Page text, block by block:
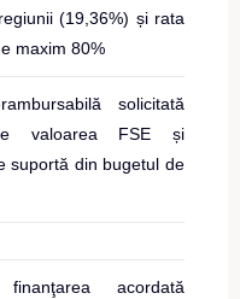
(19,36%) și rata
maxim 80%
solicitată
valoarea FSE și
suportă din bugetul de
finanţarea acordată